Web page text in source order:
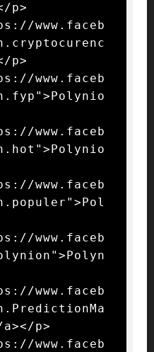
p>
www.faceb
p>
www.faceb
www.faceb
www.faceb
www.faceb
www.faceb
p>
www.faceb